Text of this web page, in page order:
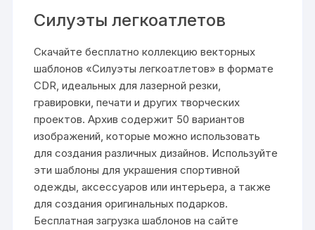
Силуэты легкоатлетов
Скачайте бесплатно коллекцию векторных
шаблонов «Силуэты легкоатлетов» в формате
CDR, идеальных для лазерной резки,
гравировки, печати и других творческих
проектов. Архив содержит 50 вариантов
изображений, которые можно использовать
для создания различных дизайнов. Используйте
эти шаблоны для украшения спортивной
одежды, аксессуаров или интерьера, а также
для создания оригинальных подарков.
Бесплатная загрузка шаблонов на сайте